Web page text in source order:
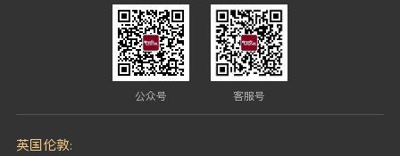
公众号 客服号
英国伦敦: